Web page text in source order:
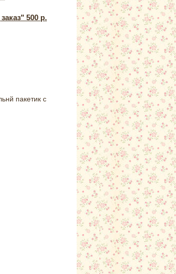
500 р.
пакетик с